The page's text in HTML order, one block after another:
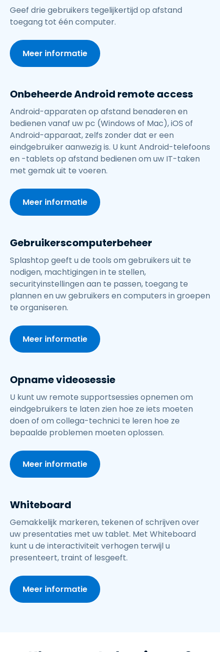
Geef drie gebruikers tegelijkertijd op afstand
toegang tot één computer.
Meer informatie
Onbeheerde Android remote access
Android-apparaten op afstand benaderen en
bedienen vanaf uw pc (Windows of Mac), iOS of
Android-apparaat, zelfs zonder dat er een
eindgebruiker aanwezig is. U kunt Android-telefoons
en -tablets op afstand bedienen om uw IT-taken
met gemak uit te voeren.
Meer informatie
Gebruikerscomputerbeheer
Splashtop geeft u de tools om gebruikers uit te
nodigen, machtigingen in te stellen,
securityinstellingen aan te passen, toegang te
plannen en uw gebruikers en computers in groepen
te organiseren.
Meer informatie
Opname videosessie
U kunt uw remote supportsessies opnemen om
eindgebruikers te laten zien hoe ze iets moeten
doen of om collega-technici te leren hoe ze
bepaalde problemen moeten oplossen.
Meer informatie
Whiteboard
Gemakkelijk markeren, tekenen of schrijven over
uw presentaties met uw tablet. Met Whiteboard
kunt u de interactiviteit verhogen terwijl u
presenteert, traint of lesgeeft.
Meer informatie